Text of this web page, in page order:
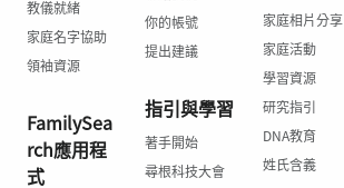
教儀就緒
家庭名字協助
領袖資源
FamilySea
rch應用程
式
你的帳號
提出建議
指引與學習
著手開始
尋根科技大會
家庭相片分享
家庭活動
學習資源
研究指引
DNA教育
姓氏含義